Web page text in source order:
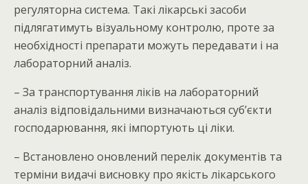
регуляторна система. Такі лікарські засоби
підлягатимуть візуальному контролю, проте за
необхідності препарати можуть передавати і на
лабораторний аналіз.
– За транспортування ліків на лабораторний
аналіз відповідальними визначаються суб’єкти
господарювання, які імпортують ці ліки.
– Встановлено оновлений перелік документів та
терміни видачі висновку про якість лікарського